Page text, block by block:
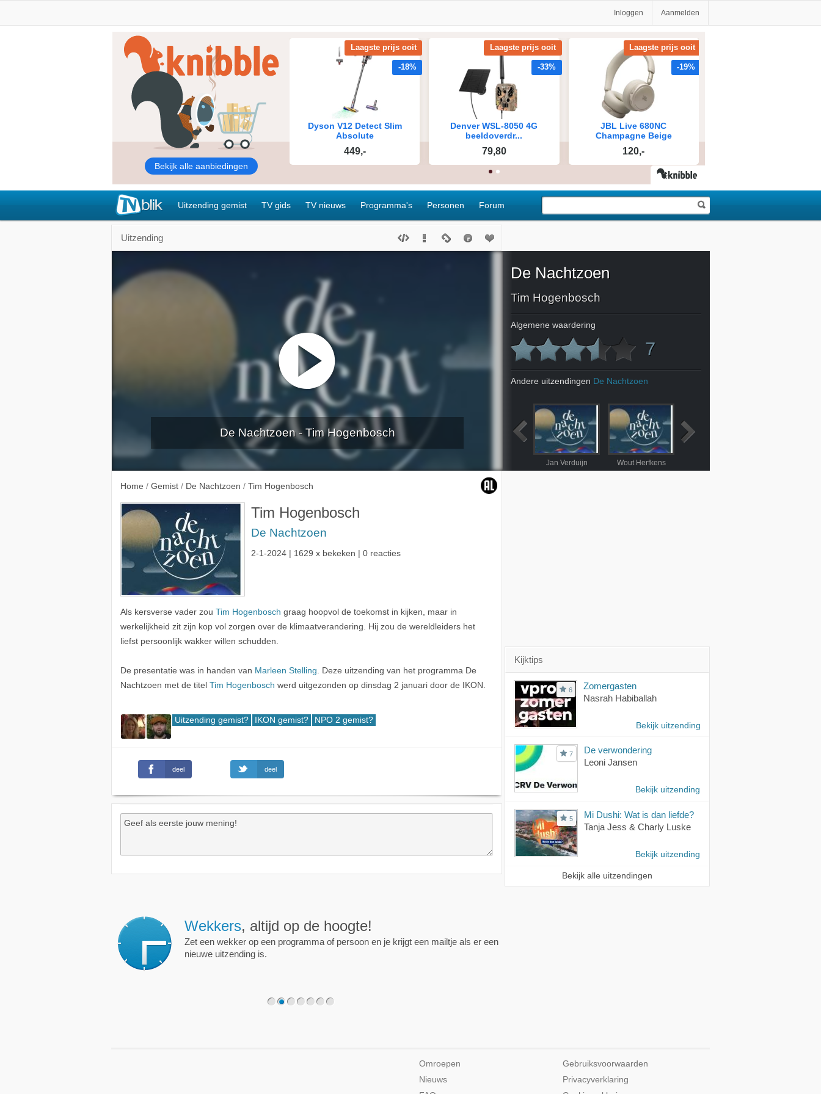
Inloggen Aanmelden
Uitzending gemist TV gids TV nieuws Programma's Personen Forum
Uitzending
De Nachtzoen - Tim Hogenbosch
Home / Gemist / De Nachtzoen / Tim Hogenbosch
Tim Hogenbosch
De Nachtzoen
2-1-2024 | 1629 x bekeken | 0 reacties
Als kersverse vader zou Tim Hogenbosch graag hoopvol de toekomst in kijken, maar in
werkelijkheid zit zijn kop vol zorgen over de klimaatverandering. Hij zou de wereldleiders het
liefst persoonlijk wakker willen schudden.
De presentatie was in handen van Marleen Stelling . Deze uitzending van het programma De
Nachtzoen met de titel Tim Hogenbosch werd uitgezonden op dinsdag 2 januari door de IKON.
Uitzending gemist? IKON gemist? NPO 2 gemist?
deel deel
De Nachtzoen
Tim Hogenbosch
Algemene waardering
7
Andere uitzendingen De Nachtzoen
Babet te Winkel Sander de Kramer Jan Verduijn Wout Herfkens
Kijktips
6
Zomergasten
Nasrah Habiballah
Bekijk uitzending
7
De verwondering
Leoni Jansen
Bekijk uitzending
5
Mi Dushi: Wat is dan liefde?
Tanja Jess & Charly Luske
Bekijk uitzending
Bekijk alle uitzendingen
Wekkers, altijd op de hoogte!
Zet een wekker op een programma of persoon en je krijgt een mailtje als er een
nieuwe uitzending is.
Omroepen
Nieuws
Gebruiksvoorwaarden
Privacyverklaring